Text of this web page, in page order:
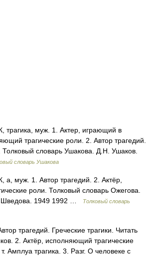
трагика, муж. 1. Актер, играющий в
трагические роли. 2. Автор трагедий.
Толковый словарь Ушакова. Д.Н. Ушаков.
словарь Ушакова
муж. 1. Автор трагедий. 2. Актёр,
роли. Толковый словарь Ожегова.
1949 1992 …
Толковый словарь
трагедий. Греческие трагики. Читать
2. Актёр, исполняющий трагические
Амплуа трагика. 3. Разг. О человеке с